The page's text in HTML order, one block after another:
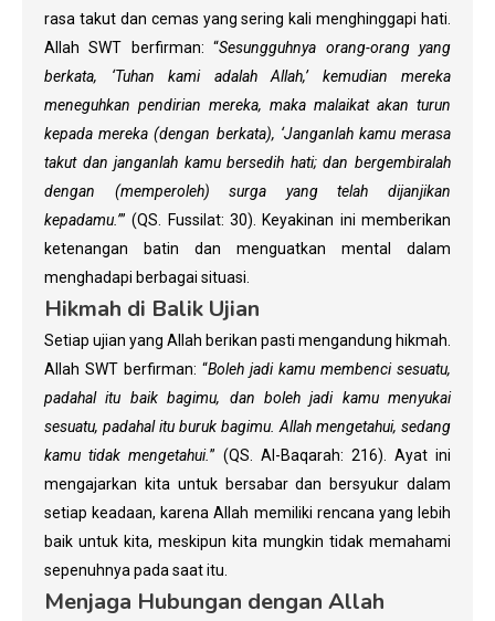
rasa takut dan cemas yang sering kali menghinggapi hati.
Allah SWT berfirman: “Sesungguhnya orang-orang yang
berkata, ‘Tuhan kami adalah Allah,’ kemudian mereka
meneguhkan pendirian mereka, maka malaikat akan turun
kepada mereka (dengan berkata), ‘Janganlah kamu merasa
takut dan janganlah kamu bersedih hati; dan bergembiralah
dengan (memperoleh) surga yang telah dijanjikan
kepadamu.’” (QS. Fussilat: 30). Keyakinan ini memberikan
ketenangan batin dan menguatkan mental dalam
menghadapi berbagai situasi.
Hikmah di Balik Ujian
Setiap ujian yang Allah berikan pasti mengandung hikmah.
Allah SWT berfirman: “Boleh jadi kamu membenci sesuatu,
padahal itu baik bagimu, dan boleh jadi kamu menyukai
sesuatu, padahal itu buruk bagimu. Allah mengetahui, sedang
kamu tidak mengetahui.” (QS. Al-Baqarah: 216). Ayat ini
mengajarkan kita untuk bersabar dan bersyukur dalam
setiap keadaan, karena Allah memiliki rencana yang lebih
baik untuk kita, meskipun kita mungkin tidak memahami
sepenuhnya pada saat itu.
Menjaga Hubungan dengan Allah